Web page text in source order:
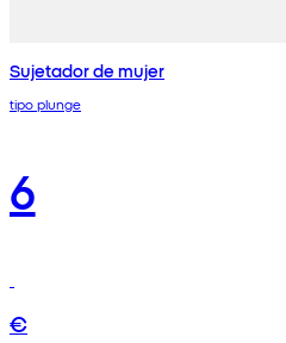
Sujetador de mujer
tipo plunge
6
€